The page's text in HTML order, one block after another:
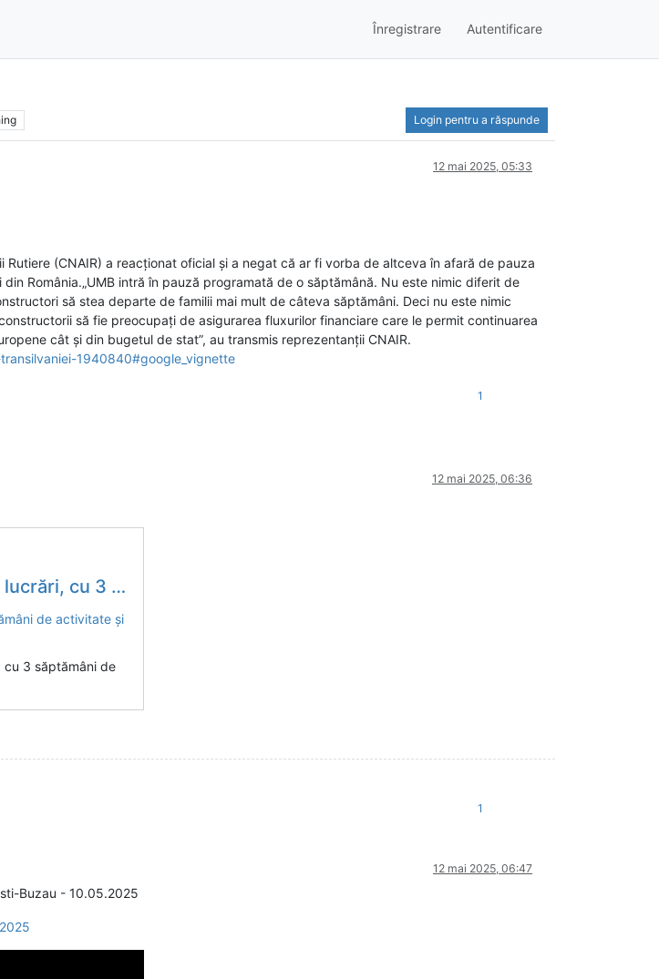
Înregistrare Autentificare
Login pentru a răspunde
12 mai 2025, 05:33
(CNAIR) a reacționat oficial și a negat că ar fi vorba de altceva în afară de pauza
România.„UMB intră în pauză programată de o săptămână. Nu este nimic diferit de
să stea departe de familii mai mult de câteva săptămâni. Deci nu este nimic
să fie preocupați de asigurarea fluxurilor financiare care le permit continuarea
cât și din bugetul de stat”, au transmis reprezentanții CNAIR.
1940840#google_vignette
1
12 mai 2025, 06:36
o săptămână pauză
cu 3 săptămâni de
1
12 mai 2025, 06:47
Buzau - 10.05.2025